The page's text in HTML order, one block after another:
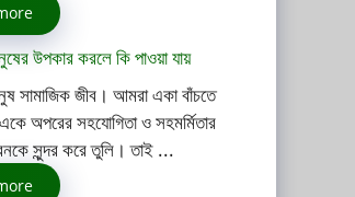
উপকার করলে কি পাওয়া যায়
সামাজিক জীব। আমরা একা বাঁচতে
একে অপরের সহযোগিতা ও সহমর্মিতার
সুন্দর করে তুলি। তাই ...